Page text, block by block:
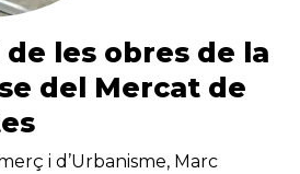
les obres de la
del Mercat de
i d’Urbanisme, Marc